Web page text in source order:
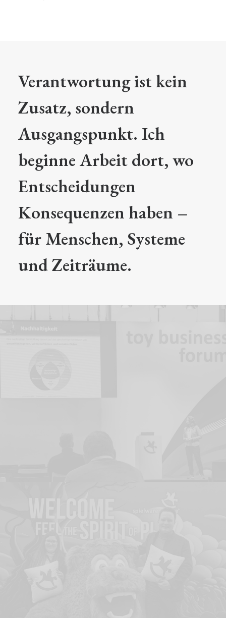
Verantwortung ist kein
Zusatz, sondern
Ausgangspunkt. Ich
beginne Arbeit dort, wo
Entscheidungen
Konsequenzen haben –
für Menschen, Systeme
und Zeiträume.